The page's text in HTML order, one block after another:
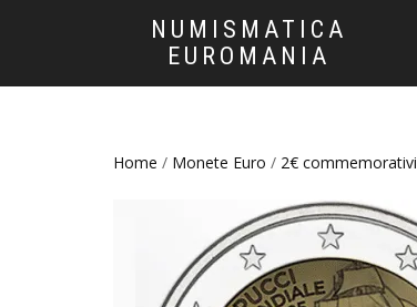
NUMISMATICA
EUROMANIA
Home / Monete Euro / 2€ commemorativi